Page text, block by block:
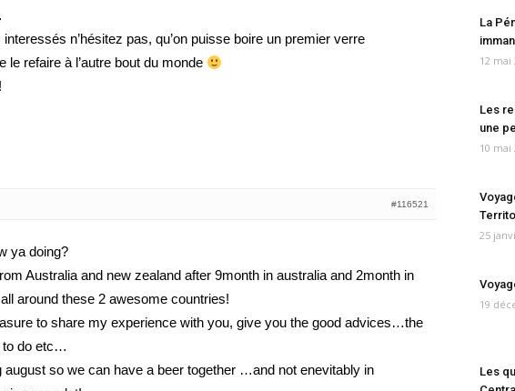
n’hésitez pas, qu’on puisse boire un premier verre
le refaire à l’autre bout du monde
#116521
ya doing?
Australia and new zealand after 9month in australia and 2month in
around these 2 awesome countries!
to share my experience with you, give you the good advices…the
to do etc…
august so we can have a beer together …and not enevitably in
La
12 mai
Les
une
10 mai
25
19
Les